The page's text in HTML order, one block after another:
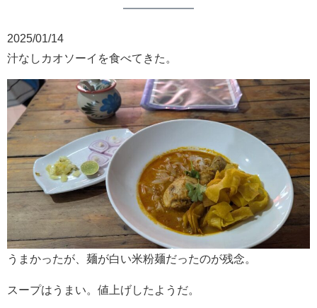
2025/01/14
汁なしカオソーイを食べてきた。
うまかったが、麺が白い米粉麺だったのが残念。
スープはうまい。値上げしたようだ。